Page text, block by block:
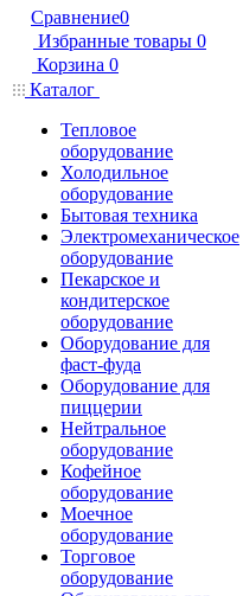
Сравнение0
Избранные товары 0
Корзина 0
Каталог
Тепловое
оборудование
Холодильное
оборудование
Бытовая техника
Электромеханическое
оборудование
Пекарское и
кондитерское
оборудование
Оборудование для
фаст-фуда
Оборудование для
пиццерии
Нейтральное
оборудование
Кофейное
оборудование
Моечное
оборудование
Торговое
оборудование